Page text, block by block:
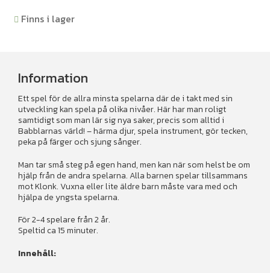
göra-Finns i lager
Information
Ett spel för de allra minsta spelarna där de i takt med sin
utveckling kan spela på olika nivåer. Här har man roligt
samtidigt som man lär sig nya saker, precis som alltid i
Babblarnas värld! – härma djur, spela instrument, gör tecken,
peka på färger och sjung sånger.
Man tar små steg på egen hand, men kan när som helst be om
hjälp från de andra spelarna. Alla barnen spelar tillsammans
mot Klonk. Vuxna eller lite äldre barn måste vara med och
hjälpa de yngsta spelarna.
För 2-4 spelare från 2 år.
Speltid ca 15 minuter.
Innehåll: